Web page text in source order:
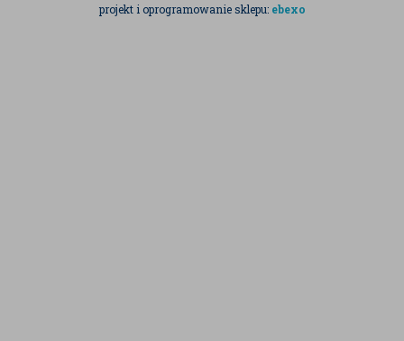
projekt i oprogramowanie sklepu: ebexo